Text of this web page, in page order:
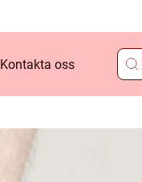
Kontakta oss